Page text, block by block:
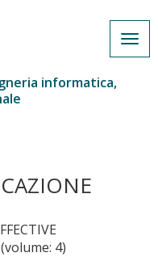
informatica,
4)